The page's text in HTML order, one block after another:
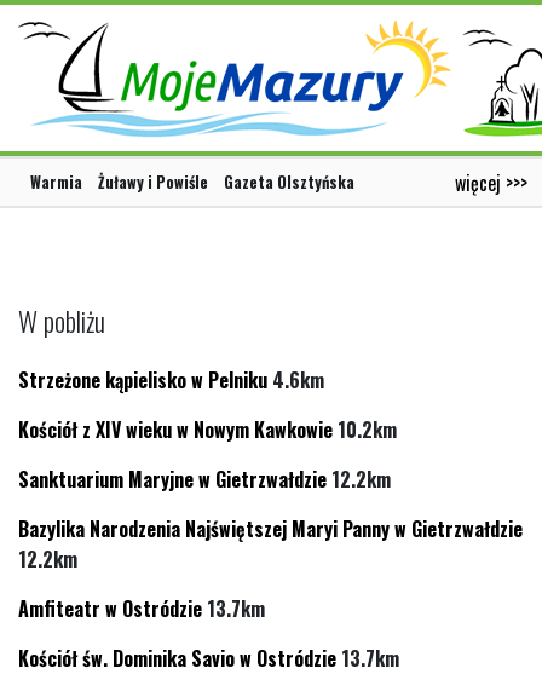
Warmia Żuławy i Powiśle Gazeta Olsztyńska więcej >>>
W pobliżu
Strzeżone kąpielisko w Pelniku 4.6km
Kościół z XIV wieku w Nowym Kawkowie 10.2km
Sanktuarium Maryjne w Gietrzwałdzie 12.2km
Bazylika Narodzenia Najświętszej Maryi Panny w Gietrzwałdzie
12.2km
Amfiteatr w Ostródzie 13.7km
Kościół św. Dominika Savio w Ostródzie 13.7km